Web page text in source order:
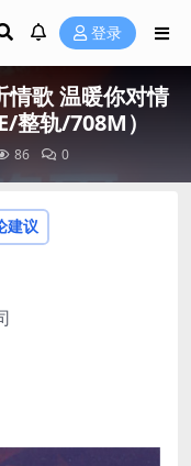
登录
情歌 温暖你对情
整轨/708M）
86 0
建议